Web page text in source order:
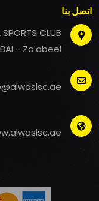
اتصل بنا
SPORTS CLUB
- Za'abeel